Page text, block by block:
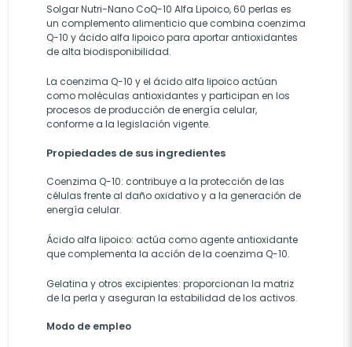
Solgar Nutri-Nano CoQ-10 Alfa Lipoico, 60 perlas es
un complemento alimenticio que combina coenzima
Q-10 y ácido alfa lipoico para aportar antioxidantes
de alta biodisponibilidad.
La coenzima Q-10 y el ácido alfa lipoico actúan
como moléculas antioxidantes y participan en los
procesos de producción de energía celular,
conforme a la legislación vigente.
Propiedades de sus ingredientes
Coenzima Q-10: contribuye a la protección de las
células frente al daño oxidativo y a la generación de
energía celular.
Ácido alfa lipoico: actúa como agente antioxidante
que complementa la acción de la coenzima Q-10.
Gelatina y otros excipientes: proporcionan la matriz
de la perla y aseguran la estabilidad de los activos.
Modo de empleo